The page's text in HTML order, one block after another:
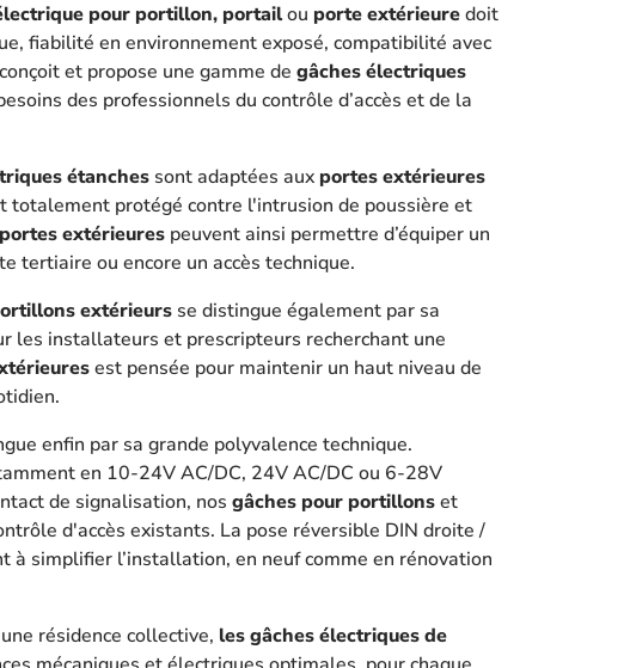
pour portillon, portailou porte extérieuredoit
fiabilité en environnement exposé, compatibilité avec
et propose une gamme de gâches électriques
des professionnels du contrôle d’accès et de la
étanches sont adaptées aux portes extérieures
totalement protégé contre l'intrusion de poussière et
extérieures peuvent ainsi permettre d’équiper un
tertiaire ou encore un accès technique.
extérieurs se distingue également par sa
les installateurs et prescripteurs recherchant une
est pensée pour maintenir un haut niveau de
enfin par sa grande polyvalence technique.
en 10-24V AC/DC, 24V AC/DC ou 6-28V
de signalisation, nos gâches pour portillonset
d'accès existants. La pose réversible DIN droite /
simplifier l’installation, en neuf comme en rénovation
résidence collective, les gâches électriques de